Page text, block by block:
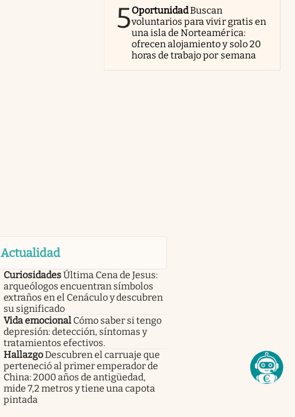
5OportunidadBuscan
voluntarios para vivir gratis en
una isla de Norteamérica:
ofrecen alojamiento y solo 20
horas de trabajo por semana
Actualidad
CuriosidadesÚltima Cena de Jesus:
arqueólogos encuentran símbolos
extraños en el Cenáculo y descubren
su significado
Vida emocional Cómo saber si tengo
depresión: detección, síntomas y
tratamientos efectivos.
HallazgoDescubren el carruaje que
perteneció al primer emperador de
China: 2000 años de antigüedad,
mide 7,2 metros y tiene una capota
pintada